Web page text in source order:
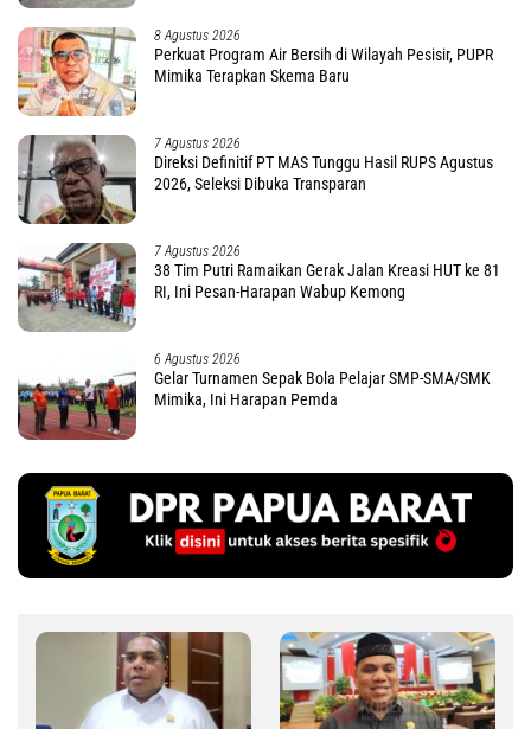
8 Agustus 2026
Perkuat Program Air Bersih di Wilayah Pesisir, PUPR
Mimika Terapkan Skema Baru
7 Agustus 2026
Direksi Definitif PT MAS Tunggu Hasil RUPS Agustus
2026, Seleksi Dibuka Transparan
7 Agustus 2026
38 Tim Putri Ramaikan Gerak Jalan Kreasi HUT ke 81
RI, Ini Pesan-Harapan Wabup Kemong
6 Agustus 2026
Gelar Turnamen Sepak Bola Pelajar SMP-SMA/SMK
Mimika, Ini Harapan Pemda